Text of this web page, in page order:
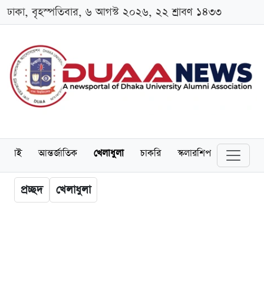
ঢাকা, বৃহস্পতিবার, ৬ আগস্ট ২০২৬, ২২ শ্রাবণ ১৪৩৩
আন্তর্জাতিক খেলাধুলা চাকরি স্কলারশিপ বিনোদন
প্রচ্ছদ খেলাধুলা